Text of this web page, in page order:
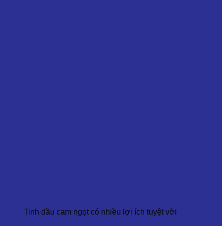
Tinh dầu cam ngọt có nhiều lợi ích tuyệt vời